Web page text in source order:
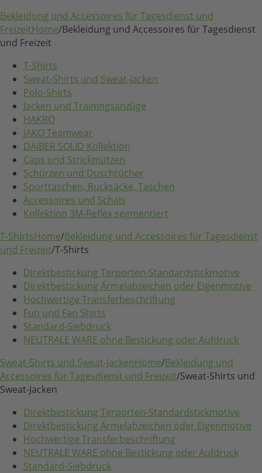
Bekleidung und Accessoires für Tagesdienst und
FreizeitHome/Bekleidung und Accessoires für Tagesdienst
und Freizeit
T-Shirts
Sweat-Shirts und Sweat-Jacken
Polo-Shirts
Jacken und Trainingsanzüge
HAKRO
JAKO Teamwear
DAIBER SOLID Kollektion
Caps und Strickmützen
Schürzen und Duschtücher
Sporttaschen, Rucksäcke, Taschen
Accessoires und Schals
Kollektion 3M-Reflex segmentiert
T-ShirtsHome/Bekleidung und Accessoires für Tagesdienst
und Freizeit/T-Shirts
Direktbestickung Terporten-Standardstickmotive
Direktbestickung Ärmelabzeichen oder Eigenmotive
Hochwertige Transferbeschriftung
Fun und Fan Shirts
Standard-Siebdruck
NEUTRALE WARE ohne Bestickung oder Aufdruck
Sweat-Shirts und Sweat-JackenHome/Bekleidung und
Accessoires für Tagesdienst und Freizeit/Sweat-Shirts und
Sweat-Jacken
Direktbestickung Terporten-Standardstickmotive
Direktbestickung Ärmelabzeichen oder Eigenmotive
Hochwertige Transferbeschriftung
NEUTRALE WARE ohne Bestickung oder Aufdruck
Standard-Siebdruck